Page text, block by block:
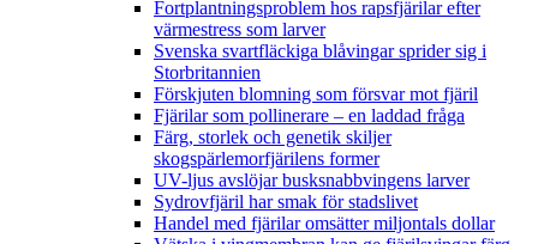
Fortplantningsproblem hos rapsfjärilar efter
värmestress som larver
Svenska svartfläckiga blåvingar sprider sig i
Storbritannien
Förskjuten blomning som försvar mot fjäril
Fjärilar som pollinerare – en laddad fråga
Färg, storlek och genetik skiljer
skogspärlemorfjärilens former
UV-ljus avslöjar busksnabbvingens larver
Sydrovfjäril har smak för stadslivet
Handel med fjärilar omsätter miljontals dollar